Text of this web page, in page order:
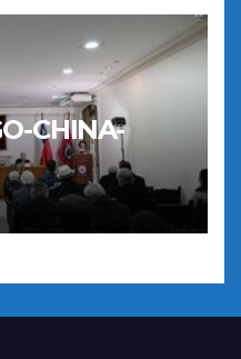
CHINA-